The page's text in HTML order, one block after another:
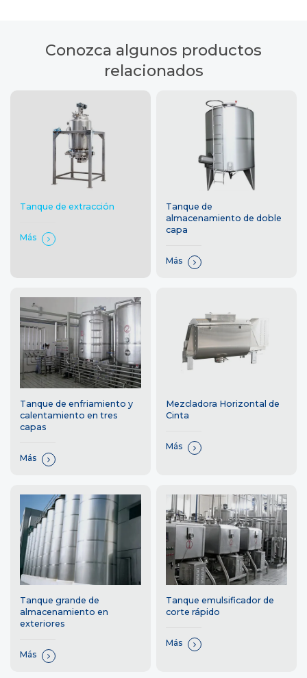
Conozca algunos productos
relacionados
Tanque de extracción
Más
Tanque de
almacenamiento de doble
capa
Más
Tanque de enfriamiento y
calentamiento en tres
capas
Más
Mezcladora Horizontal de
Cinta
Más
Tanque grande de
almacenamiento en
exteriores
Más
Tanque emulsificador de
corte rápido
Más